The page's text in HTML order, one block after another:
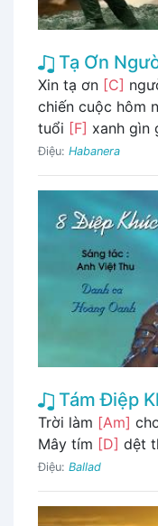
Tạ Ơn
Xin tạ ơn [C]
chiến cuộc hôm
tuổi [F] xanh gìn
Điệu: Habanera
Tám Điệp
Trời làm [Am]
Mây tím [D] dệt
Điệu: Ballad